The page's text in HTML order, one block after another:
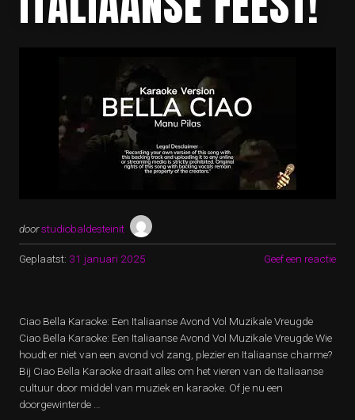
doorstudiobaldesteinit
Geplaatst: 31 januari 2025 Geef een reactie
Ciao Bella Karaoke: Een Italiaanse Avond Vol Muzikale Vreugde
Ciao Bella Karaoke: Een Italiaanse Avond Vol Muzikale Vreugde Wie
houdt er niet van een avond vol zang, plezier en Italiaanse charme?
Bij Ciao Bella Karaoke draait alles om het vieren van de Italiaanse
cultuur door middel van muziek en karaoke. Of je nu een
doorgewinterde …